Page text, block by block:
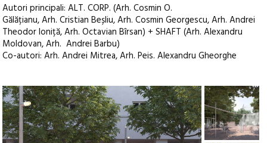
Autori principali: ALT. CORP. (Arh. Cosmin O.
Gălățianu, Arh. Cristian Beșliu, Arh. Cosmin Georgescu, Arh. Andrei
Theodor Ioniță, Arh. Octavian Bîrsan) + SHAFT (Arh. Alexandru
Moldovan, Arh. Andrei Barbu)
Co-autori: Arh. Andrei Mitrea, Arh. Peis. Alexandru Gheorghe